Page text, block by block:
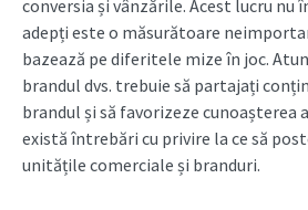
conversia și vânzările. Acest lucru nu
adepți este o măsurătoare
bazează pe diferitele mize în joc.
brandul dvs. trebuie să partajați
brandul și să favorizeze cunoașterea
există întrebări cu privire la ce să
unitățile comerciale și branduri.